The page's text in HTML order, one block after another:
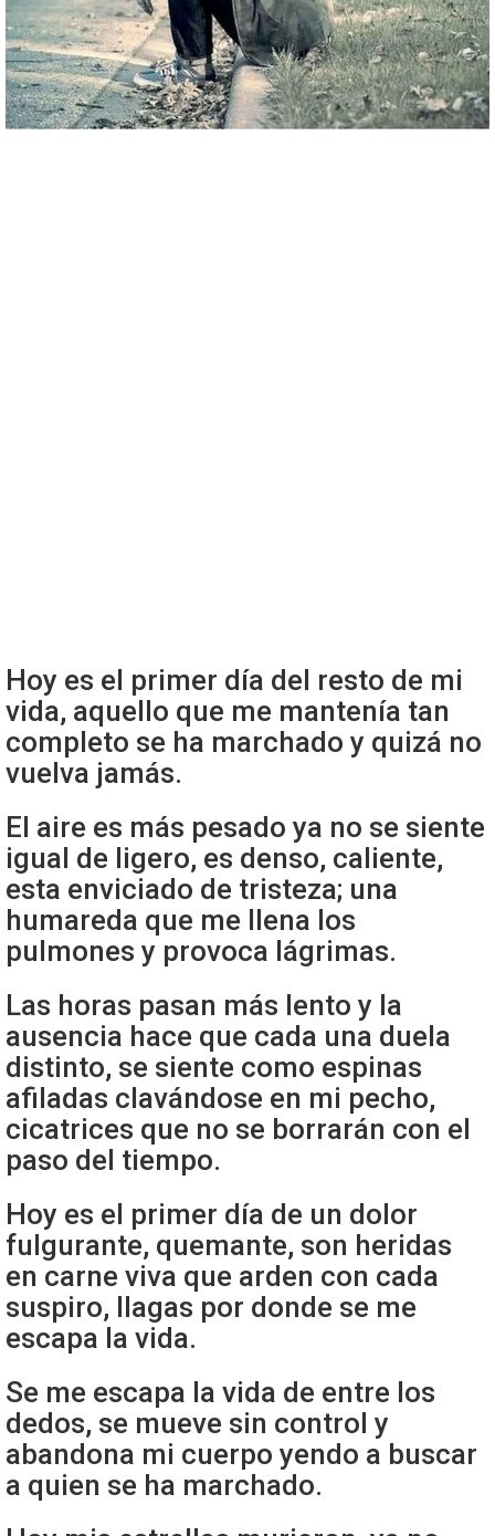
Hoy es el primer día del resto de mi
vida, aquello que me mantenía tan
completo se ha marchado y quizá no
vuelva jamás.
El aire es más pesado ya no se siente
igual de ligero, es denso, caliente,
esta enviciado de tristeza; una
humareda que me llena los
pulmones y provoca lágrimas.
Las horas pasan más lento y la
ausencia hace que cada una duela
distinto, se siente como espinas
afiladas clavándose en mi pecho,
cicatrices que no se borrarán con el
paso del tiempo.
Hoy es el primer día de un dolor
fulgurante, quemante, son heridas
en carne viva que arden con cada
suspiro, llagas por donde se me
escapa la vida.
Se me escapa la vida de entre los
dedos, se mueve sin control y
abandona mi cuerpo yendo a buscar
a quien se ha marchado.